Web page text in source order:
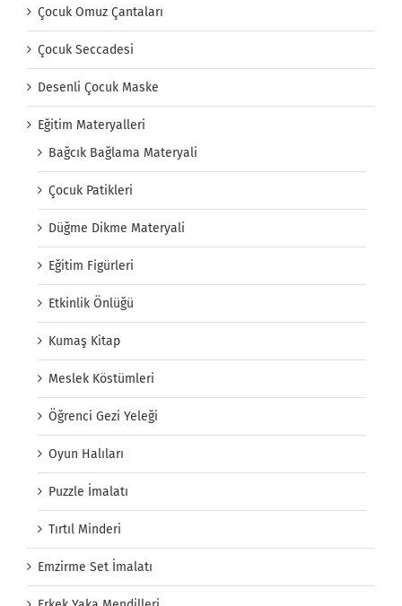
Çocuk Omuz Çantaları
Çocuk Seccadesi
Desenli Çocuk Maske
Eğitim Materyalleri
Bağcık Bağlama Materyali
Çocuk Patikleri
Düğme Dikme Materyali
Eğitim Figürleri
Etkinlik Önlüğü
Kumaş Kitap
Meslek Köstümleri
Öğrenci Gezi Yeleği
Oyun Halıları
Puzzle İmalatı
Tırtıl Minderi
Emzirme Set İmalatı